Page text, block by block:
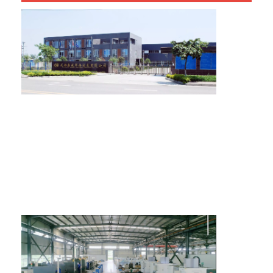
multi máquina de soldadura principal do ponto
Máquina de soldadura do ponto da tabela
máquina de soldadura manual do ponto
Única máquina de soldadura lateral do ponto
máquina de solda de pinos
Cabos sem pontapés